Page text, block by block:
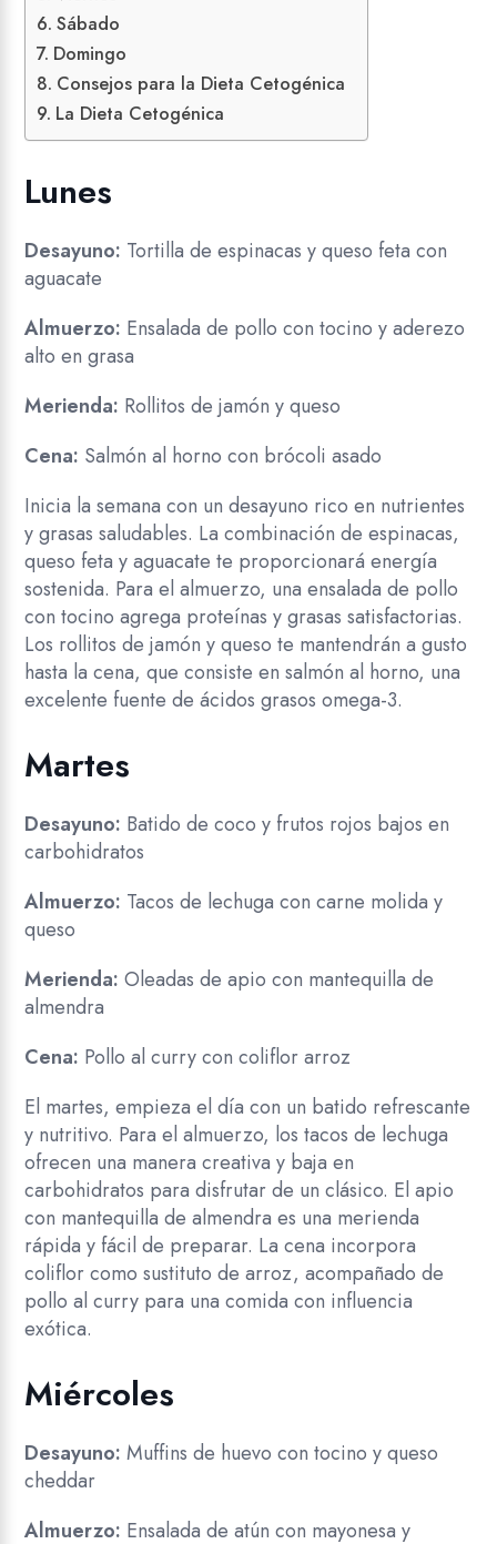
Sábado
Domingo
Consejos para la Dieta Cetogénica
La Dieta Cetogénica
Lunes
Desayuno: Tortilla de espinacas y queso feta con
aguacate
Almuerzo: Ensalada de pollo con tocino y aderezo
alto en grasa
Merienda: Rollitos de jamón y queso
Cena: Salmón al horno con brócoli asado
Inicia la semana con un desayuno rico en nutrientes
y grasas saludables. La combinación de espinacas,
queso feta y aguacate te proporcionará energía
sostenida. Para el almuerzo, una ensalada de pollo
con tocino agrega proteínas y grasas satisfactorias.
Los rollitos de jamón y queso te mantendrán a gusto
hasta la cena, que consiste en salmón al horno, una
excelente fuente de ácidos grasos omega-3.
Martes
Desayuno: Batido de coco y frutos rojos bajos en
carbohidratos
Almuerzo: Tacos de lechuga con carne molida y
queso
Merienda: Oleadas de apio con mantequilla de
almendra
Cena: Pollo al curry con coliflor arroz
El martes, empieza el día con un batido refrescante
y nutritivo. Para el almuerzo, los tacos de lechuga
ofrecen una manera creativa y baja en
carbohidratos para disfrutar de un clásico. El apio
con mantequilla de almendra es una merienda
rápida y fácil de preparar. La cena incorpora
coliflor como sustituto de arroz, acompañado de
pollo al curry para una comida con influencia
exótica.
Miércoles
Desayuno: Muffins de huevo con tocino y queso
cheddar
Almuerzo: Ensalada de atún con mayonesa y